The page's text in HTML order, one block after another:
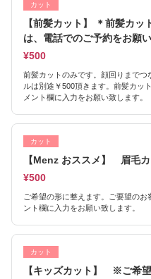
カット
【前髪カット】 ＊前髪カッ
は、電話でのご予約をお願い
¥500
前髪カットのみです。顔回りまでつ
ルは別途￥500頂きます。前髪カッ
メント欄に入力をお願い致します。
カット
【Menz おススメ】 眉毛カ
¥500
ご希望の形に整えます。ご要望のお
ント欄に入力をお願い致します。
カット
【キッズカット】 ※ご希